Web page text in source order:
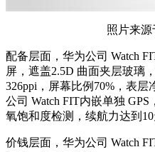
照片来
配备层面，华为公司 Watch
屏，遮盖2.5D 曲面夹层玻璃
326ppi，屏幕比例70%，表
公司 Watch FIT内嵌单独
氧饱和度检测，续航力达到10
价钱层面，华为公司 Watch